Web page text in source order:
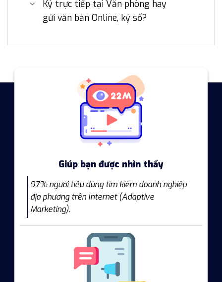
Ký trực tiếp tại Văn phòng hay
gửi văn bản Online, ký số?
Giúp bạn được nhìn thấy
97% người tiêu dùng tìm kiếm doanh nghiệp
địa phương trên Internet (Adaptive
Marketing).